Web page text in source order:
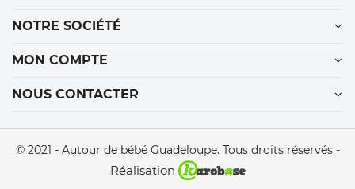
NOTRE SOCIÉTÉ
MON COMPTE
NOUS CONTACTER
© 2021 - Autour de bébé Guadeloupe. Tous droits réservés -
Réalisation